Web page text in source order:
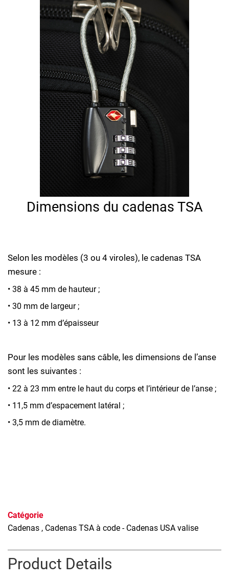
Dimensions du cadenas TSA
Selon les modèles (3 ou 4 viroles), le cadenas TSA
mesure :
• 38 à 45 mm de hauteur ;
• 30 mm de largeur ;
• 13 à 12 mm d’épaisseur
Pour les modèles sans câble, les dimensions de l’anse
sont les suivantes :
• 22 à 23 mm entre le haut du corps et l’intérieur de l’anse ;
• 11,5 mm d’espacement latéral ;
• 3,5 mm de diamètre.
Catégorie
Cadenas , Cadenas TSA à code - Cadenas USA valise
Product Details